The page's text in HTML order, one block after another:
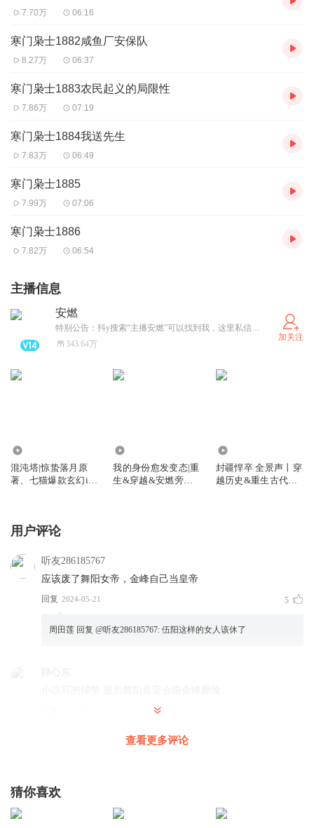
7.70万 06:16
寒门枭士1882咸鱼厂安保队
8.27万 06:37
寒门枭士1883农民起义的局限性
7.86万 07:19
寒门枭士1884我送先生
7.83万 06:49
寒门枭士1885
7.99万 07:06
寒门枭士1886
7.82万 06:54
主播信息
安燃
特别公告：抖y搜索“主播安燃”可以找到我，这里私信看不到
343.64万
加关注
混沌塔|惊蛰落月原
著、七猫爆款玄幻ip|
我的身份愈发变态|重
生&穿越&安燃旁白
封疆悍卒 全景声丨穿
越历史&重生古代丨
用户评论
听友286185767
应该废了舞阳女帝，金峰自己当皇帝
回复 2024-05-21 5
周田莲 回复 @听友286185767: 伍阳这样的女人该休了
静心东
静心东: 对，我期待着这主角死在舞阳公主手里。
A佛珠制作
有病啊.请个这玩意来恶心人
查看更多评论
猜你喜欢